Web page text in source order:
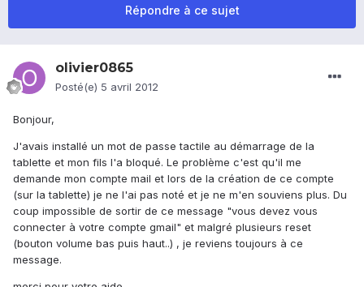
Répondre à ce sujet
olivier0865
Posté(e) 5 avril 2012
Bonjour,
J'avais installé un mot de passe tactile au démarrage de la
tablette et mon fils l'a bloqué. Le problème c'est qu'il me
demande mon compte mail et lors de la création de ce compte
(sur la tablette) je ne l'ai pas noté et je ne m'en souviens plus. Du
coup impossible de sortir de ce message "vous devez vous
connecter à votre compte gmail" et malgré plusieurs reset
(bouton volume bas puis haut..) , je reviens toujours à ce
message.